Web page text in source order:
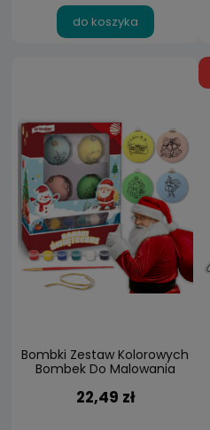
do koszyka
Bombki Zestaw Kolorowych
Bombek Do Malowania
22,49 zł